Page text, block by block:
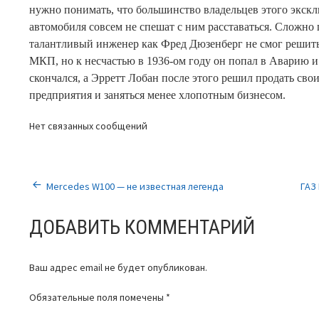
нужно понимать, что большинство владельцев этого
автомобиля совсем не спешат с ним расставаться. Сложно
талантливый инженер как Фред Дюзенберг не смог
МКП, но к несчастью в 1936-ом году он попал в Аварию и
скончался, а Эрретт Лобан после этого решил продать
предприятия и заняться менее хлопотным бизнесом.
Нет связанных сообщений
НАВИГАЦИЯ
ПО
ЗАПИСЯМ
Mercedes W100 — не известная легенда ГАЗ
ДОБАВИТЬ КОММЕНТАРИЙ
Ваш адрес email не будет опубликован.
Обязательные поля помечены *